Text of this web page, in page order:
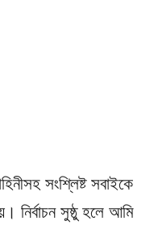
সংশ্লিষ্ট সবাইকে
নির্বাচন সুষ্ঠু হলে আমি